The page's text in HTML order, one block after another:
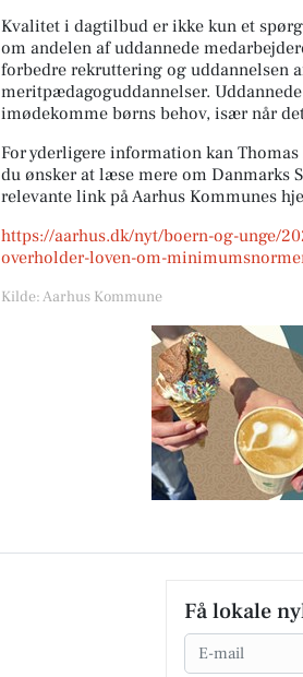
Kvalitet i dagtilbud er ikke kun et
om andelen af uddannede
forbedre rekruttering og uddannelsen
meritpædagoguddannelser.
imødekomme børns behov, især når
For yderligere information kan
du ønsker at læse mere om Danmarks
relevante link på Aarhus Kommunes
https://aarhus.dk/nyt/boern-og-unge/
overholder-loven-om-
Kilde: Aarhus Kommune
Få lokale
Email